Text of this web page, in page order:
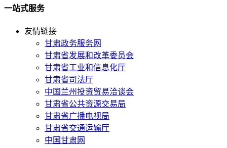
一站式服务
友情链接
甘肃政务服务网
甘肃省发展和改革委员会
甘肃省工业和信息化厅
甘肃省司法厅
中国兰州投资贸易洽谈会
甘肃省公共资源交易局
甘肃省广播电视局
甘肃省交通运输厅
中国甘肃网